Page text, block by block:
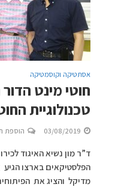
אסתטיקה וקוסמטיקה
חוטי מינט
טכנולוגיית
03/08/2019 הוספת
ד”ר מון נשיא האיגוד
הפלסטיקאים בארצו
מדיקל והציג את